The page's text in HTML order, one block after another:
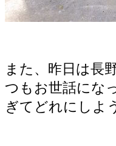
また、昨日は長
つもお世話にな
ぎてどれにしよ